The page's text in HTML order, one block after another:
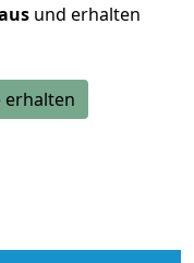
und erhalten
erhalten